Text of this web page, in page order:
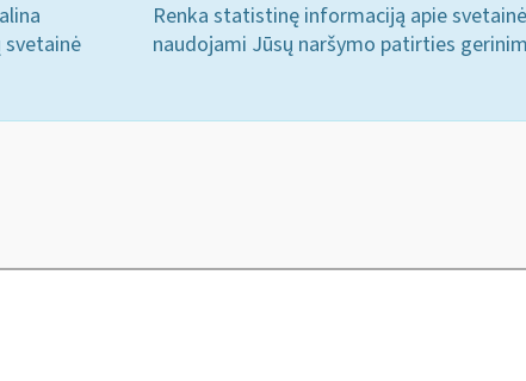
svetainė
Renka statistinę informaciją apie
naudojami Jūsų naršymo patirties